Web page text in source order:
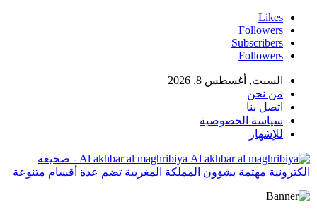
Likes
Followers
Subscribers
Followers
السبت, أغسطس 8, 2026
من نحن
اتصل بنا
سياسة الخصوصية
للإشهار
Al akhbar al maghribiya - صحيغة
الكترونية مهتمة بشؤون المملكة المغربية تضم عدة أقسام متنوعة